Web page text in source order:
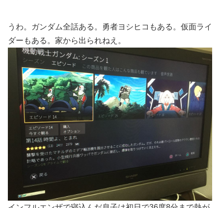
うわ。ガンダム全話ある。勇者ヨシヒコもある。仮面ライ
ダーもある。家から出られねえ。